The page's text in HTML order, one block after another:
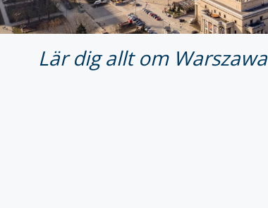
Lär dig allt om Warszawa